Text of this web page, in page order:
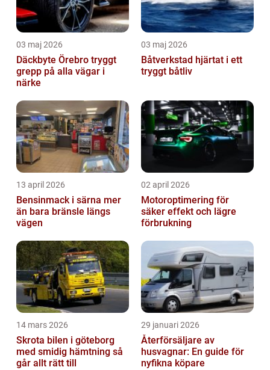
03 maj 2026
Däckbyte Örebro tryggt
grepp på alla vägar i
närke
03 maj 2026
Båtverkstad hjärtat i ett
tryggt båtliv
13 april 2026
Bensinmack i särna mer
än bara bränsle längs
vägen
02 april 2026
Motoroptimering för
säker effekt och lägre
förbrukning
14 mars 2026
Skrota bilen i göteborg
med smidig hämtning så
går allt rätt till
29 januari 2026
Återförsäljare av
husvagnar: En guide för
nyfikna köpare